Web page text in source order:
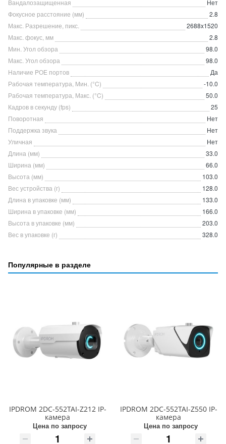
Вандалозащищенная
Нет
Фокусное расстояние (мм)
2.8
Макс. Разрешение, пикс.
2688x1520
Макс. фокус, мм
2.8
Мин. Угол обзора
98.0
Макс. Угол обзора
98.0
Наличие POE портов
Да
Рабочая температура, Мин. (°C)
-10.0
Рабочая температура, Макс. (°C)
50.0
Кадров в секунду (fps)
25
Поворотная
Нет
Поддержка звука
Нет
Уличная
Нет
Длина (мм)
33.0
Ширина (мм)
66.0
Высота (мм)
103.0
Вес устройства (г)
128.0
Длина в упаковке (мм)
133.0
Ширина в упаковке (мм)
166.0
Высота в упаковке (мм)
203.0
Вес в упаковке (г)
328.0
Популярные в разделе
IPDROM 2DC-552TAI-Z212 IP-
камера
Цена по запросу
IPDROM 2DC-552TAI-Z550 IP-
камера
Цена по запросу